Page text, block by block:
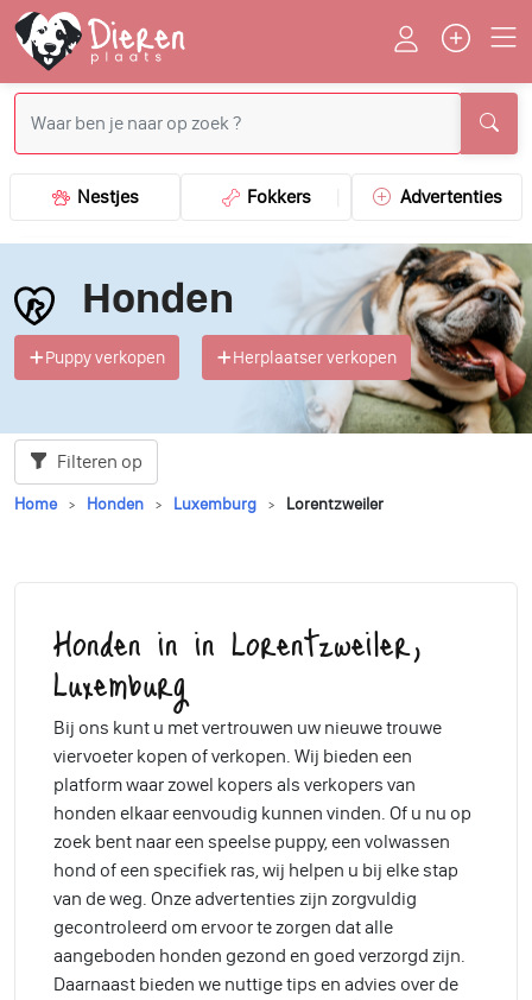
Nestjes Fokkers Advertenties
Honden
Puppy verkopen Herplaatser verkopen
Filteren op
Home Honden Luxemburg Lorentzweiler
Honden in in Lorentzweiler,
Luxemburg
Bij ons kunt u met vertrouwen uw nieuwe trouwe
viervoeter kopen of verkopen. Wij bieden een
platform waar zowel kopers als verkopers van
honden elkaar eenvoudig kunnen vinden. Of u nu op
zoek bent naar een speelse puppy, een volwassen
hond of een specifiek ras, wij helpen u bij elke stap
van de weg. Onze advertenties zijn zorgvuldig
gecontroleerd om ervoor te zorgen dat alle
aangeboden honden gezond en goed verzorgd zijn.
Daarnaast bieden we nuttige tips en advies over de